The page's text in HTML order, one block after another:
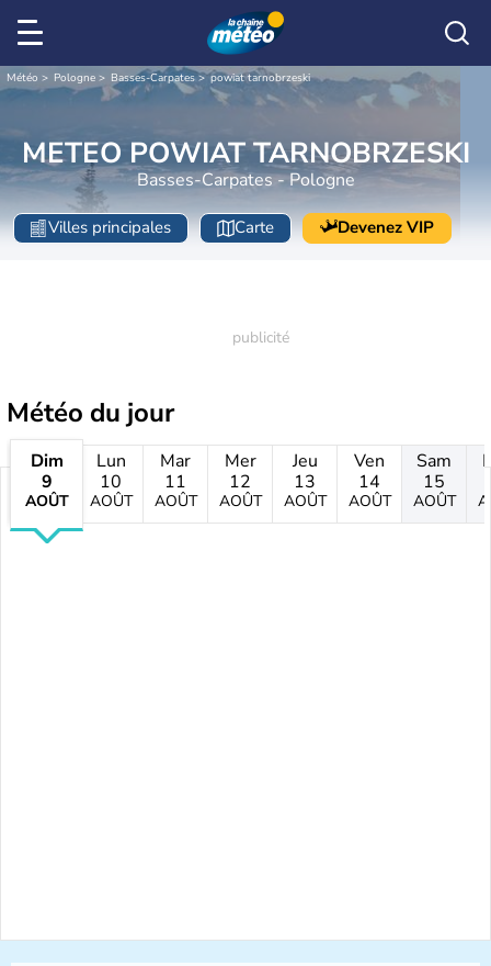
Météo Pologne Basses-Carpates powiat tarnobrzeski
METEO POWIAT TARNOBRZESKI
Basses-Carpates - Pologne
Villes principales Carte Devenez VIP
Météo du jour
Dim
9
AOÛT
Lun
10
AOÛT
Mar
11
AOÛT
Mer
12
AOÛT
Jeu
13
AOÛT
Ven
14
AOÛT
Sam
15
AOÛT